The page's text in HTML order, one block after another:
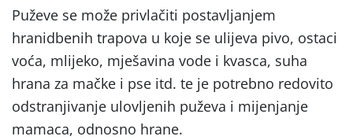
Puževe se može privlačiti postavljanjem
hranidbenih trapova u koje se ulijeva pivo, ostaci
voća, mlijeko, mješavina vode i kvasca, suha
hrana za mačke i pse itd. te je potrebno redovito
odstranjivanje ulovljenih puževa i mijenjanje
mamaca, odnosno hrane.